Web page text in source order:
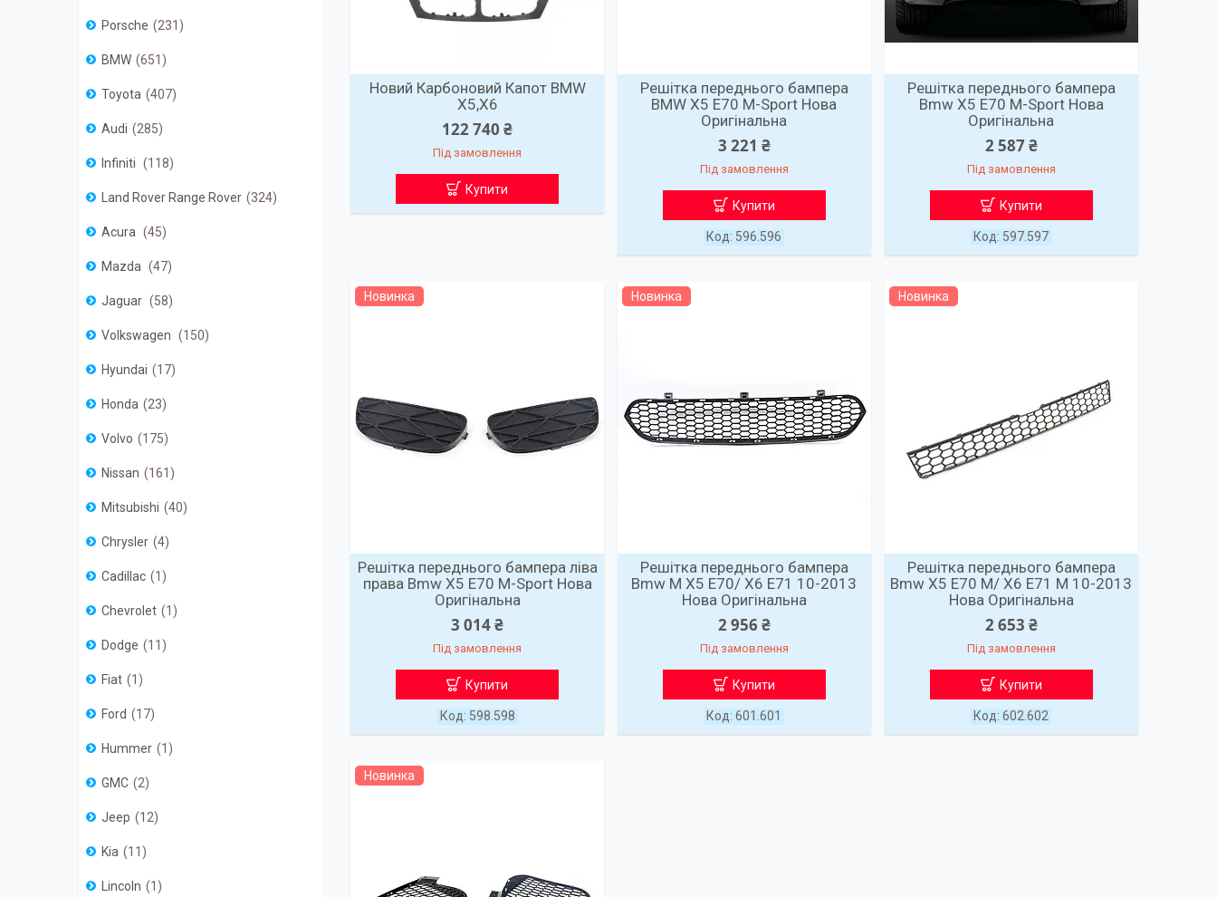
Новий Карбоновий Капот BMW
X5,X6
122 740 ₴
Під замовлення
Купити
Решітка переднього бампера
BMW X5 E70 M-Sport Нова
Оригінальна
3 221 ₴
Під замовлення
Купити
596.596
Решітка переднього бампера
Bmw X5 E70 M-Sport Нова
Оригінальна
2 587 ₴
Під замовлення
Купити
597.597
Новинка
Решітка переднього бампера ліва
права Bmw X5 E70 M-Sport Нова
Оригінальна
3 014 ₴
Під замовлення
Купити
598.598
Новинка
Решітка переднього бампера
Bmw M X5 E70/ X6 E71 10-2013
Нова Оригінальна
2 956 ₴
Під замовлення
Купити
601.601
Новинка
Решітка переднього бампера
Bmw X5 E70 M/ X6 E71 M 10-2013
Нова Оригінальна
2 653 ₴
Під замовлення
Купити
602.602
Новинка
Porsche 231
BMW 651
Toyota 407
Audi 285
Infiniti 118
Land Rover Range Rover 324
Acura 45
Mazda 47
Jaguar 58
Volkswagen 150
Hyundai 17
Honda 23
Volvo 175
Nissan 161
Mitsubishi 40
Chrysler 4
Cadillac 1
Chevrolet 1
Dodge 11
Fiat 1
Ford 17
Hummer 1
GMC 2
Jeep 12
Kia 11
Lincoln 1